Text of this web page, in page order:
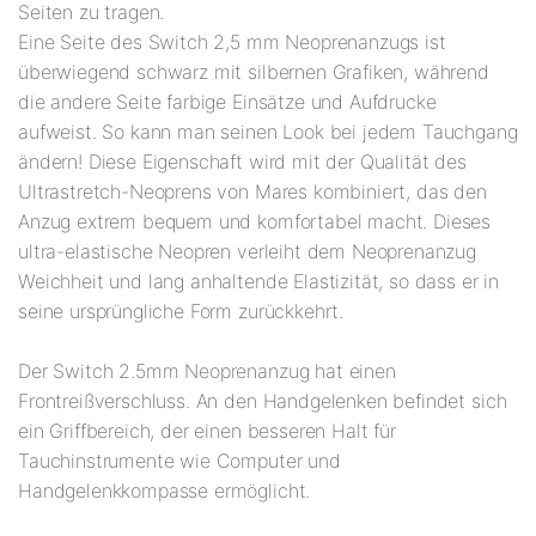
Seiten zu tragen.
Eine Seite des Switch 2,5 mm Neoprenanzugs ist
überwiegend schwarz mit silbernen Grafiken, während
die andere Seite farbige Einsätze und Aufdrucke
aufweist. So kann man seinen Look bei jedem Tauchgang
ändern! Diese Eigenschaft wird mit der Qualität des
Ultrastretch-Neoprens von Mares kombiniert, das den
Anzug extrem bequem und komfortabel macht. Dieses
ultra-elastische Neopren verleiht dem Neoprenanzug
Weichheit und lang anhaltende Elastizität, so dass er in
seine ursprüngliche Form zurückkehrt.
Der Switch 2.5mm Neoprenanzug hat einen
Frontreißverschluss. An den Handgelenken befindet sich
ein Griffbereich, der einen besseren Halt für
Tauchinstrumente wie Computer und
Handgelenkkompasse ermöglicht.